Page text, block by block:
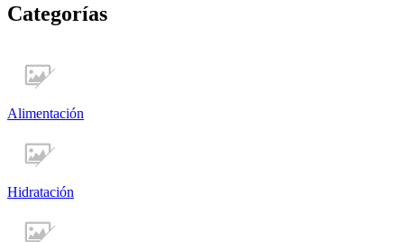
Categorías
Alimentación
Hidratación